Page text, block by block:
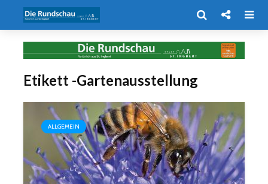
Etikett -Gartenausstellung
ALLGEMEIN